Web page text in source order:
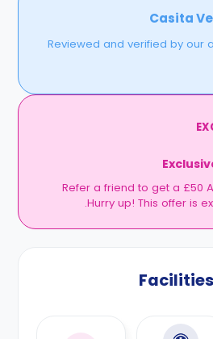
Casita
Reviewed and verified by our
Refer a friend to get a £50
Hurry up! This offer is